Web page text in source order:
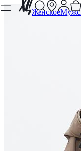
Женское